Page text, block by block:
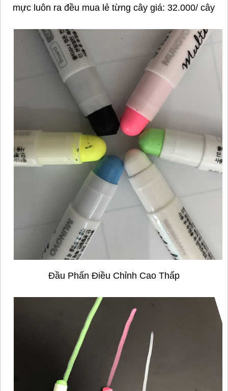
mực luôn ra đều mua lẻ từng cây giá: 32.000/ cây
Đầu Phấn Điều Chỉnh Cao Thấp